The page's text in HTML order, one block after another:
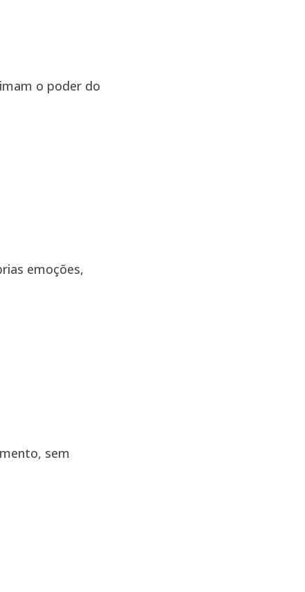
o poder do
emoções,
sem